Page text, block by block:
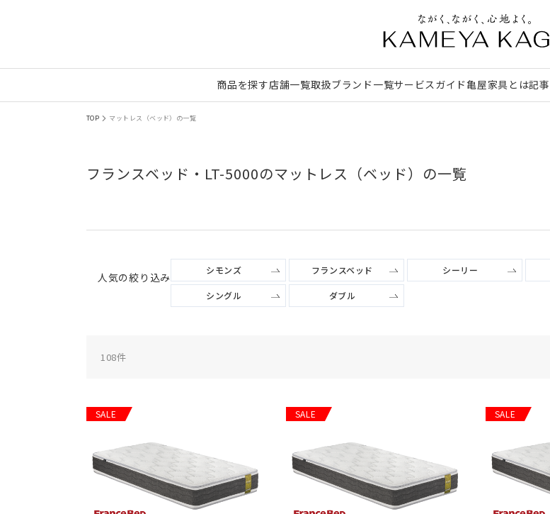
商品を探す店舗一覧取扱ブランド一覧サービスガイド亀屋家具とは記事
TOP マットレス（ベッド）の一覧
フランスベッド・LT-5000のマットレス（ベッド）の一覧
人気の絞り込み シモンズ フランスベッド シーリー
シングル ダブル
108件
SALE SALE SALE